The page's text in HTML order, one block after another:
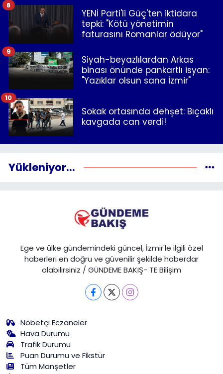
YENİ Parti'li Güç'ten iktidara
tepki: "Kötü yönetimin
faturasını Romanlar ödüyor"
8
Siyah-beyazlılardan Arkas
binası önünde pankartlı isyan:
"Yazıklar olsun sana İzmir"
9
Sokak ortasında dehşet: Bıçaklı
kavgada can verdi!
10
Yükleniyor...
Ege ve ülke gündemindeki güncel, İzmir'le ilgili özel
haberleri en doğru ve güvenilir şekilde haberdar
olabilirsiniz / GÜNDEME BAKIŞ- TE Bilişim
Nöbetçi Eczaneler
Hava Durumu
Trafik Durumu
Puan Durumu ve Fikstür
Tüm Manşetler